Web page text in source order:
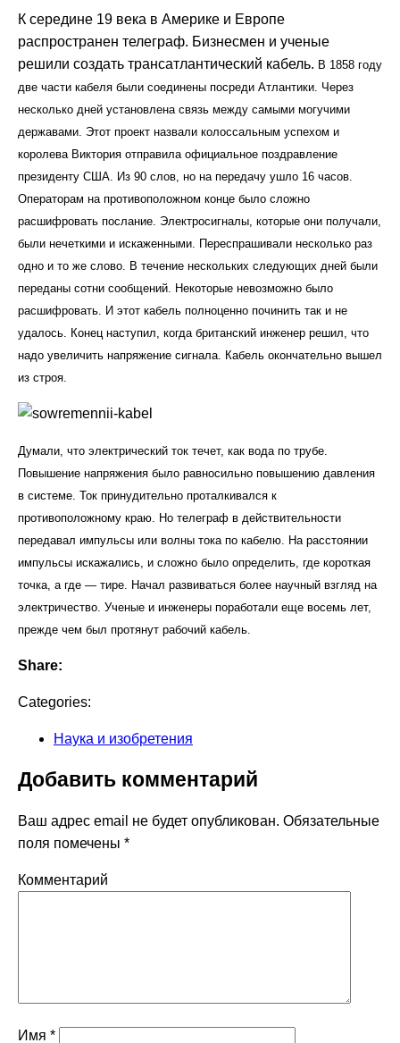
К середине 19 века в Америке и Европе
распространен телеграф. Бизнесмен и ученые
решили создать трансатлантический кабель. В 1858 году
две части кабеля были соединены посреди Атлантики. Через
несколько дней установлена связь между самыми могучими
державами. Этот проект назвали колоссальным успехом и
королева Виктория отправила официальное поздравление
президенту США. Из 90 слов, но на передачу ушло 16 часов.
Операторам на противоположном конце было сложно
расшифровать послание. Электросигналы, которые они получали,
были нечеткими и искаженными. Переспрашивали несколько раз
одно и то же слово. В течение нескольких следующих дней были
переданы сотни сообщений. Некоторые невозможно было
расшифровать. И этот кабель полноценно починить так и не
удалось. Конец наступил, когда британский инженер решил, что
надо увеличить напряжение сигнала. Кабель окончательно вышел
из строя.
Думали, что электрический ток течет, как вода по трубе.
Повышение напряжения было равносильно повышению давления
в системе. Ток принудительно проталкивался к
противоположному краю. Но телеграф в действительности
передавал импульсы или волны тока по кабелю. На расстоянии
импульсы искажались, и сложно было определить, где короткая
точка, а где — тире. Начал развиваться более научный взгляд на
электричество. Ученые и инженеры поработали еще восемь лет,
прежде чем был протянут рабочий кабель.
Share:
Categories:
Наука и изобретения
Добавить комментарий
Ваш адрес email не будет опубликован. Обязательные
поля помечены *
Комментарий
Имя *